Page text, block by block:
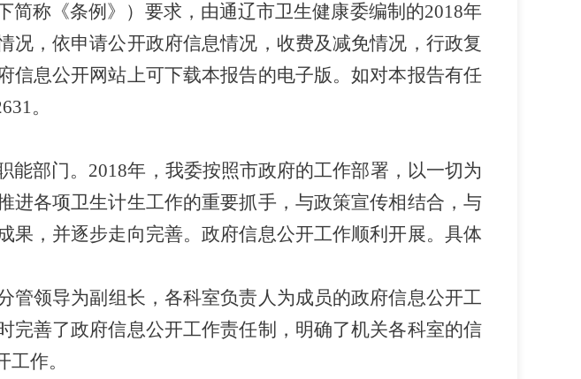
简称《条例》）要求，由通辽市卫生健康委编制的2018年
，依申请公开政府信息情况，收费及减免情况，行政复
息公开网站上可下载本报告的电子版。如对本报告有任
。
部门。 2018年，我委按照市政府的工作部署，以一切为
进各项卫生计生工作的重要抓手，与政策宣传相结合，与
果，并逐步走向完善。政府信息公开工作顺利开展。具体
管领导为副组长，各科室负责人为成员的政府信息公开工
善了政府信息公开工作责任制，明确了机关各科室的信
作。